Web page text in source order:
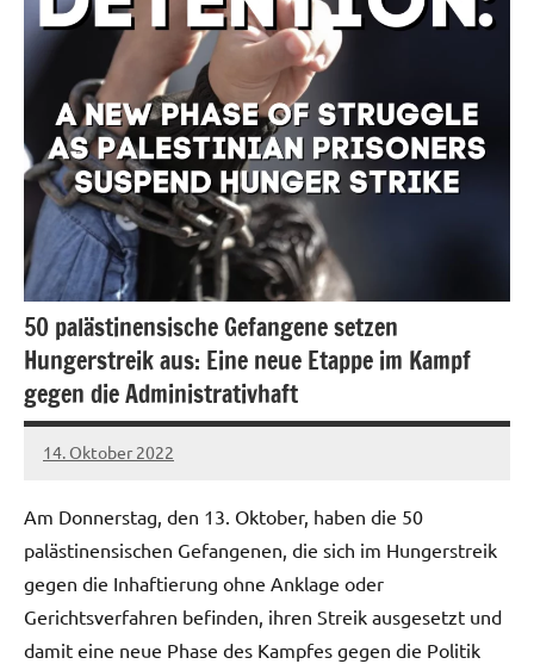
50 palästinensische Gefangene setzen
Hungerstreik aus: Eine neue Etappe im Kampf
gegen die Administrativhaft
14. Oktober 2022
network
Am Donnerstag, den 13. Oktober, haben die 50
palästinensischen Gefangenen, die sich im Hungerstreik
gegen die Inhaftierung ohne Anklage oder
Gerichtsverfahren befinden, ihren Streik ausgesetzt und
damit eine neue Phase des Kampfes gegen die Politik